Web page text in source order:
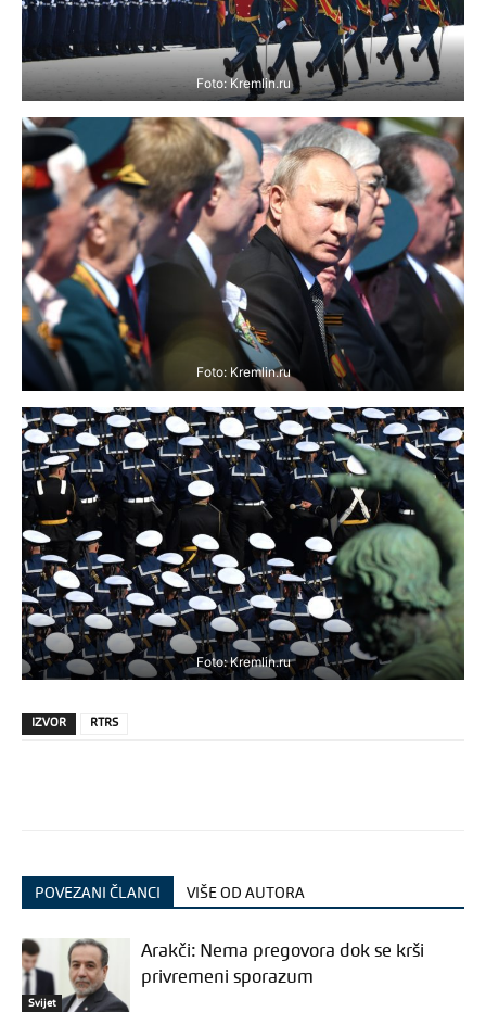
Foto: Kremlin.ru
Foto: Kremlin.ru
Foto: Kremlin.ru
IZVOR RTRS
POVEZANI ČLANCI VIŠE OD AUTORA
Svijet
Arakči: Nema pregovora dok se krši
privremeni sporazum